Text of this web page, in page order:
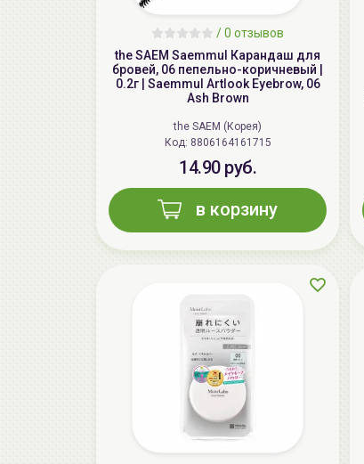
/0 отзывов
the SAEM Saemmul Карандаш для
бровей, 06 пепельнo-коричневый |
0.2г | Saemmul Artlook Eyebrow, 06
Ash Brown
the SAEM (Корея)
Код: 8806164161715
14.90 руб.
в корзину